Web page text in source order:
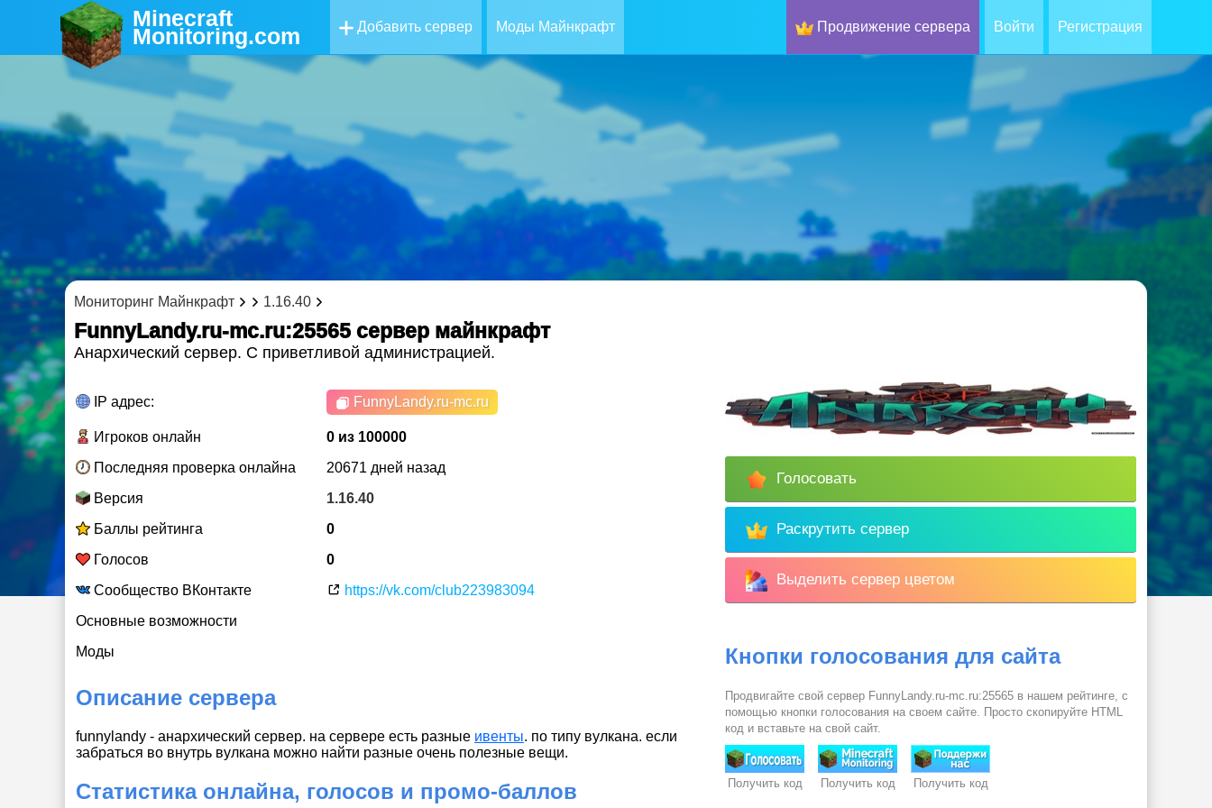
Minecraft
Monitoring.com Добавить сервер Моды Майнкрафт Продвижение сервера Войти Регистрация
Мониторинг Майнкрафт 1.16.40
FunnyLandy.ru-mc.ru:25565 cервер майнкрафт
Анархический сервер. С приветливой администрацией.
IP адрес: FunnyLandy.ru-mc.ru
Игроков онлайн
0 из 100000
Последняя проверка онлайна
20671 дней назад
Версия
1.16.40
Баллы рейтинга
0
Голосов
0
Сообщество ВКонтакте
https://vk.com/club223983094
Основные возможности
Моды
Описание сервера
funnylandy - анархический сервер. на сервере есть разные ивенты. по типу вулкана. если
забраться во внутрь вулкана можно найти разные очень полезные вещи.
Статистика онлайна, голосов и промо-баллов
Голосовать
Раскрутить сервер
Выделить сервер цветом
Кнопки голосования для сайта
Продвигайте свой сервер FunnyLandy.ru-mc.ru:25565 в нашем рейтинге, с
помощью кнопки голосования на своем сайте. Просто скопируйте HTML
код и вставьте на свой сайт.
Получить код Получить код Получить код